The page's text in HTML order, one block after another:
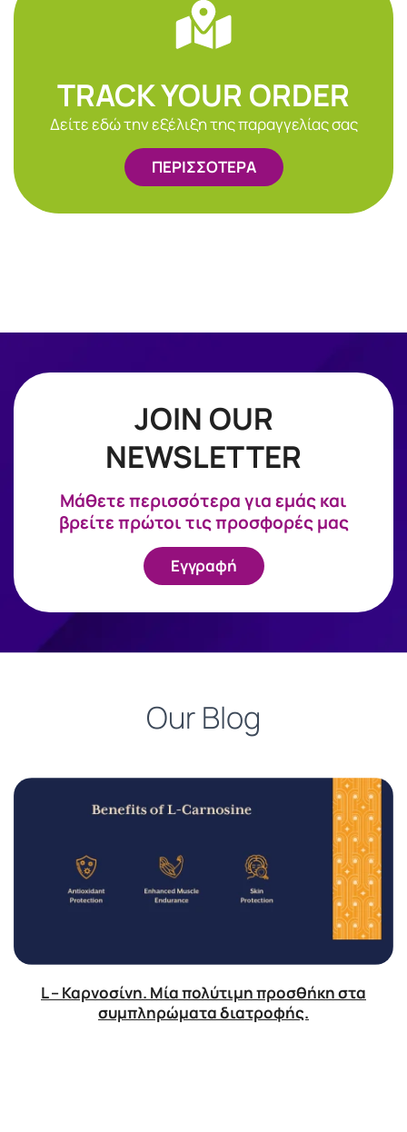
TRACK YOUR ORDER
Δείτε εδώ την εξέλιξη της παραγγελίας σας
ΠΕΡΙΣΣΟΤΕΡΑ
JOIN OUR
NEWSLETTER
Mάθετε περισσότερα για εμάς και
βρείτε πρώτοι τις προσφορές μας
Εγγραφή
Our Blog
L – Καρνοσίνη. Μία πολύτιμη προσθήκη στα
συμπληρώματα διατροφής.